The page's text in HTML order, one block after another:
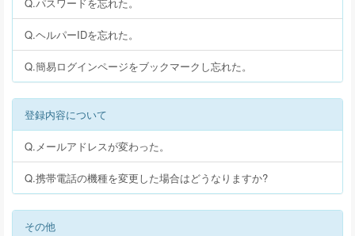
Q.ヘルパーIDを忘れた。
Q.簡易ログインページをブックマークし忘れた。
登録内容について
Q.メールアドレスが変わった。
Q.携帯電話の機種を変更した場合はどうなりますか?
その他